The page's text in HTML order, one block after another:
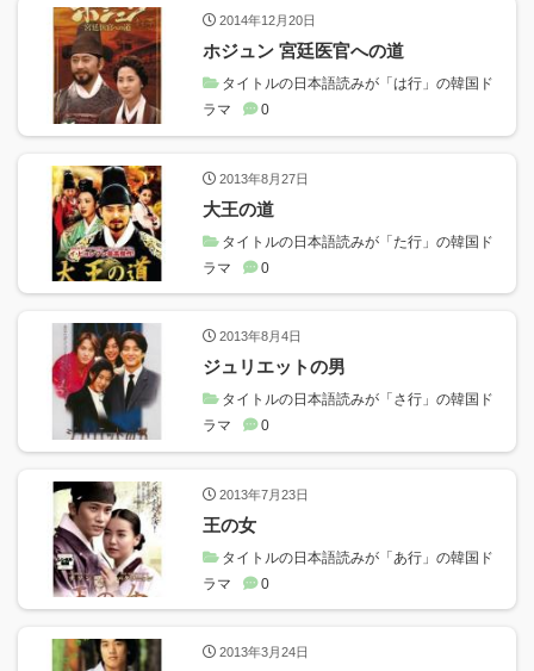
2014年12月20日
ホジュン 宮廷医官への道
タイトルの日本語読みが「は行」の韓国ド
ラマ
0
2013年8月27日
大王の道
タイトルの日本語読みが「た行」の韓国ド
ラマ
0
2013年8月4日
ジュリエットの男
タイトルの日本語読みが「さ行」の韓国ド
ラマ
0
2013年7月23日
王の女
タイトルの日本語読みが「あ行」の韓国ド
ラマ
0
2013年3月24日